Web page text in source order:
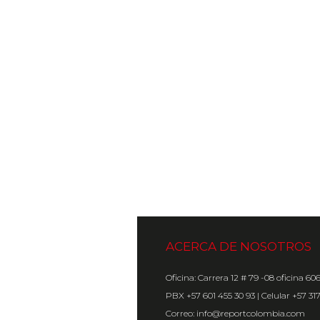
ACERCA DE NOSOTROS
Oficina: Carrera 12 # 79 -08 oficina 606
PBX +57 601 455 30 93 | Celular +57
Correo: info@reportcolombia.com